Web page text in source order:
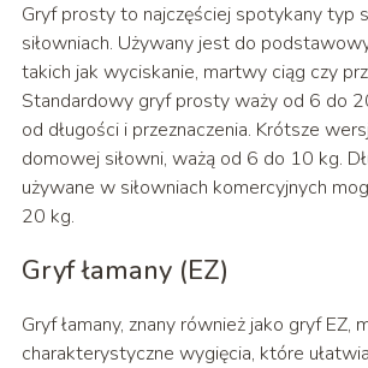
Gryf prosty to najczęściej spotykany typ
siłowniach. Używany jest do
takich jak wyciskanie, martwy ciąg czy
Standardowy gryf prosty waży od 6 do
od długości i przeznaczenia. Krótsze
domowej siłowni, ważą od 6 do 10 kg.
używane w siłowniach komercyjnych
20 kg.
Gryf łamany (EZ)
Gryf łamany, znany również jako gryf EZ,
charakterystyczne wygięcia, które